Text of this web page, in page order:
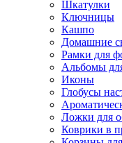
Шкатулки
Ключницы
Кашпо
Домашние
Рамки для
Альбомы
Иконы
Глобусы
Ложки для
Коврики в